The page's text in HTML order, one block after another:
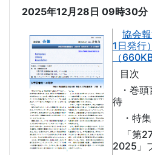
2025年12月28日 09時30分
協会
1日発行
（
目次
・巻頭
待
・特集
「第
2025」